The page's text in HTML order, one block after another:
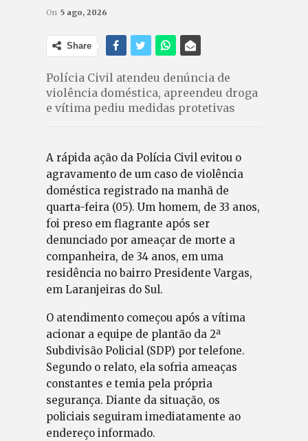
On 5 ago, 2026
Share
Polícia Civil atendeu denúncia de
violência doméstica, apreendeu droga
e vítima pediu medidas protetivas
A rápida ação da Polícia Civil evitou o
agravamento de um caso de violência
doméstica registrado na manhã de
quarta-feira (05). Um homem, de 33 anos,
foi preso em flagrante após ser
denunciado por ameaçar de morte a
companheira, de 34 anos, em uma
residência no bairro Presidente Vargas,
em Laranjeiras do Sul.
O atendimento começou após a vítima
acionar a equipe de plantão da 2ª
Subdivisão Policial (SDP) por telefone.
Segundo o relato, ela sofria ameaças
constantes e temia pela própria
segurança. Diante da situação, os
policiais seguiram imediatamente ao
endereço informado.